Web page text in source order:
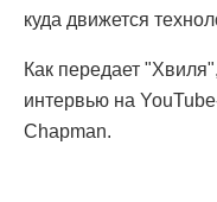
куда движется
Как передает
интервью на
Chapman.